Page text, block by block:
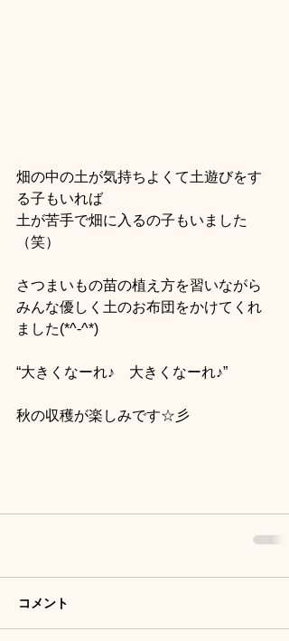
畑の中の土が気持ちよくて土遊びをす
る子もいれば
土が苦手で畑に入るの子もいました
（笑）
さつまいもの苗の植え方を習いながら
みんな優しく土のお布団をかけてくれ
ました(*^-^*)
“大きくなーれ♪　大きくなーれ♪”
秋の収穫が楽しみです☆彡
コメント